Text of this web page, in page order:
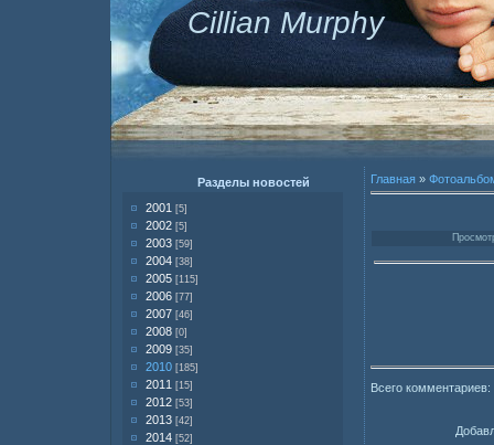
Cillian Murphy
Разделы новостей
2001 [5]
2002 [5]
2003 [59]
2004 [38]
2005 [115]
2006 [77]
2007 [46]
2008 [0]
2009 [35]
2010 [185]
2011 [15]
2012 [53]
2013 [42]
2014 [52]
Главная »
Всего комментариев: